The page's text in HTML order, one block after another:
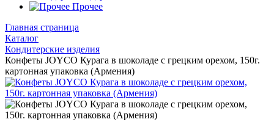
Прочее
Главная страница
Каталог
Кондитерские изделия
Конфеты JOYCO Курага в шоколаде с грецким орехом, 150г.
картонная упаковка (Армения)